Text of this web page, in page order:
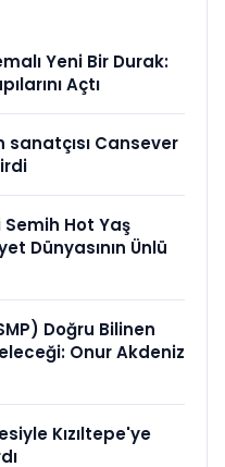
Yeni Bir Durak:
Açtı
Cansever
Hot Yaş
Dünyasının Ünlü
Doğru Bilinen
Onur Akdeniz
Kızıltepe'ye